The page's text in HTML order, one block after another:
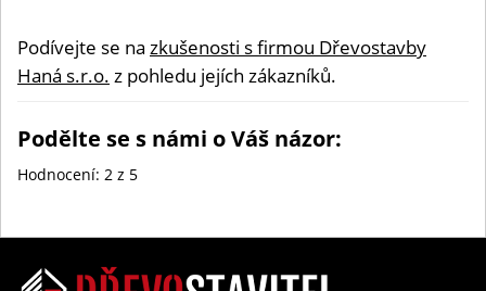
Podívejte se na zkušenosti s firmou Dřevostavby
Haná s.r.o. z pohledu jejích zákazníků.
Podělte se s námi o Váš názor:
Hodnocení: 2 z 5